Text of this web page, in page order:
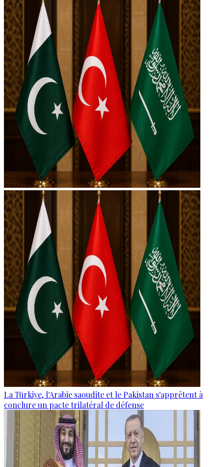
La Türkiye, l'Arabie saoudite et le Pakistan s'apprêtent à
conclure un pacte trilatéral de défense